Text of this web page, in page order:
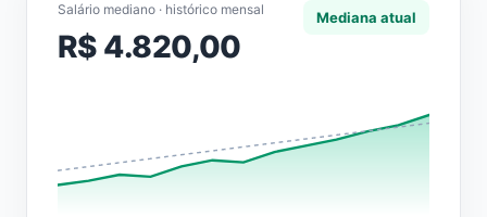
Salário mediano · histórico mensal
R$ 4.820,00
Mediana atual